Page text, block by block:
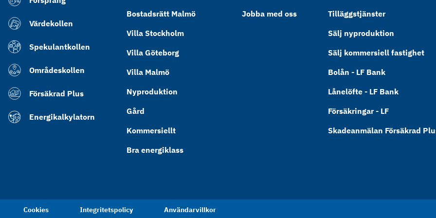
Värdekollen
Spekulantkollen
Områdeskollen
Försäkrad Plus
Energikalkylatorn
Bostadsrätt Malmö
Villa Stockholm
Villa Göteborg
Villa Malmö
Nyproduktion
Gård
Kommersiellt
Bra energiklass
Jobba med oss
Tilläggstjänster
Sälj nyproduktion
Sälj kommersiell fastighet
Bolån - LF Bank
Lånelöfte - LF Bank
Försäkringar - LF
Skadeanmälan Försäkrad
Cookies Integritetspolicy Användarvillkor